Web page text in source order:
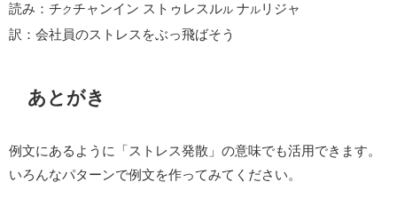
読み：チクチャンイン ストゥレスルル ナ ル リジャ
訳：会社員のストレスをぶっ飛ばそう
あとがき
例文にあるように「ストレス発散」の意味でも活用できます。
いろんなパターンで例文を作ってみてください。